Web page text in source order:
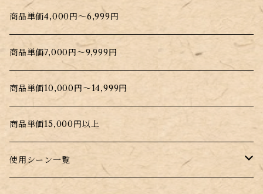
商品単価4,000円～6,999円
商品単価7,000円～9,999円
商品単価10,000円～14,999円
商品単価15,000円以上
使用シーン一覧